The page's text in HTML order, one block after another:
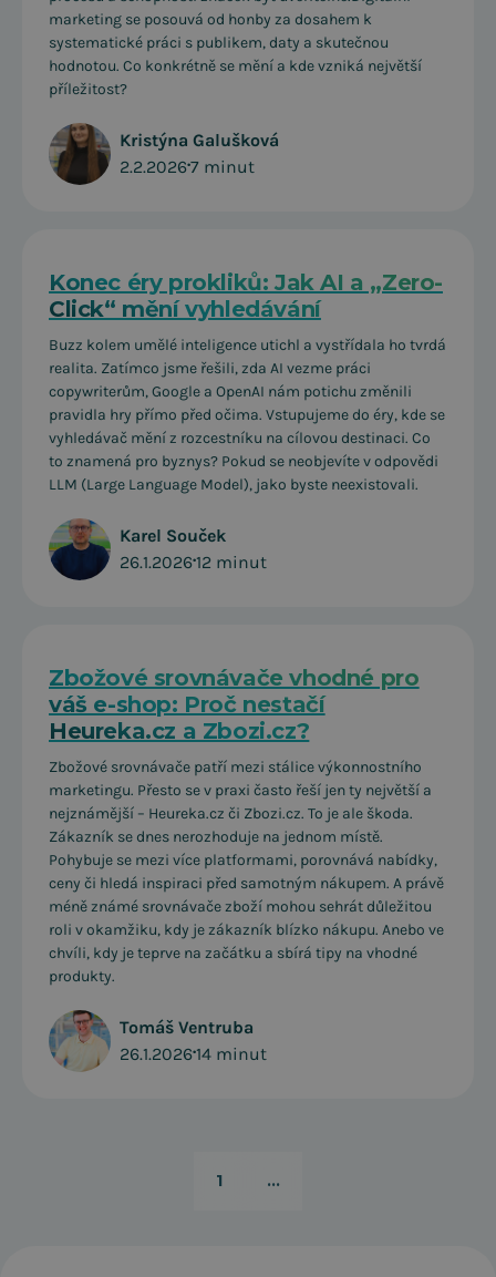
marketing se posouvá od honby za dosahem k
systematické práci s publikem, daty a skutečnou
hodnotou. Co konkrétně se mění a kde vzniká největší
příležitost?
Kristýna Galušková
2.2.2026•7 minut
Konec éry prokliků: Jak AI a „Zero-
Click“ mění vyhledávání
Buzz kolem umělé inteligence utichl a vystřídala ho tvrdá
realita. Zatímco jsme řešili, zda AI vezme práci
copywriterům, Google a OpenAI nám potichu změnili
pravidla hry přímo před očima. Vstupujeme do éry, kde se
vyhledávač mění z rozcestníku na cílovou destinaci. Co
to znamená pro byznys? Pokud se neobjevíte v odpovědi
LLM (Large Language Model), jako byste neexistovali.
Karel Souček
26.1.2026•12 minut
Zbožové srovnávače vhodné pro
váš e-shop: Proč nestačí
Heureka.cz a Zbozi.cz?
Zbožové srovnávače patří mezi stálice výkonnostního
marketingu. Přesto se v praxi často řeší jen ty největší a
nejznámější – Heureka.cz či Zbozi.cz. To je ale škoda.
Zákazník se dnes nerozhoduje na jednom místě.
Pohybuje se mezi více platformami, porovnává nabídky,
ceny či hledá inspiraci před samotným nákupem. A právě
méně známé srovnávače zboží mohou sehrát důležitou
roli v okamžiku, kdy je zákazník blízko nákupu. Anebo ve
chvíli, kdy je teprve na začátku a sbírá tipy na vhodné
produkty.
Tomáš Ventruba
26.1.2026•14 minut
1 ...